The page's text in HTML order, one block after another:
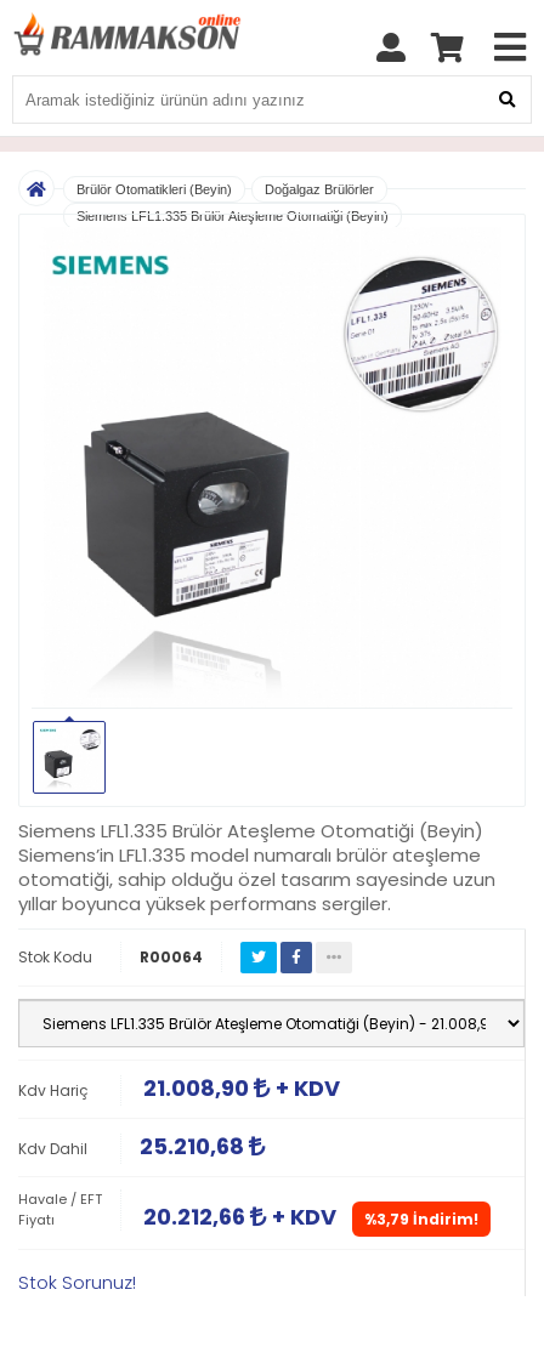
Brülör Otomatikleri (Beyin)
Doğalgaz Brülörler
Siemens LFL1.335 Brülör Ateşleme Otomatiği (Beyin)
Siemens LFL1.335 Brülör Ateşleme Otomatiği (Beyin)
Siemens’in LFL1.335 model numaralı brülör ateşleme
otomatiği, sahip olduğu özel tasarım sayesinde uzun
yıllar boyunca yüksek performans sergiler.
Stok Kodu R00064
Kdv Hariç 21.008,90 + KDV
Kdv Dahil 25.210,68
Havale / EFT
Fiyatı
20.212,66 + KDV %3,79 İndirim!
Stok Sorunuz!